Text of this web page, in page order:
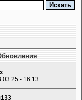
- 16:13